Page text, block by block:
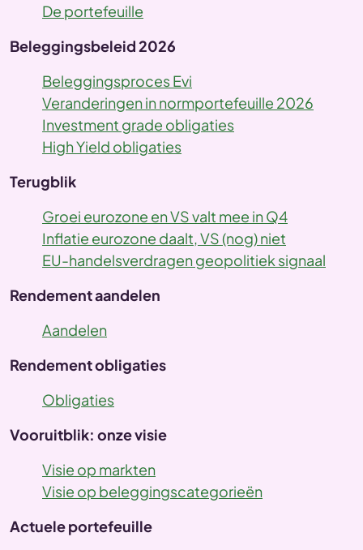
De portefeuille
Beleggingsbeleid 2026
Beleggingsproces Evi
Veranderingen in normportefeuille 2026
Investment grade obligaties
High Yield obligaties
Terugblik
Groei eurozone en VS valt mee in Q4
Inflatie eurozone daalt, VS (nog) niet
EU-handelsverdragen geopolitiek signaal
Rendement aandelen
Aandelen
Rendement obligaties
Obligaties
Vooruitblik: onze visie
Visie op markten
Visie op beleggingscategorieën
Actuele portefeuille